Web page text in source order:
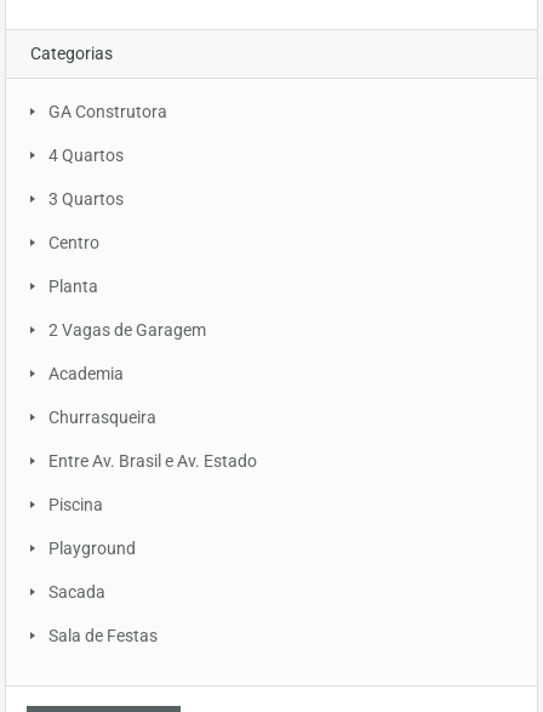
Categorias
GA Construtora
4 Quartos
3 Quartos
Centro
Planta
2 Vagas de Garagem
Academia
Churrasqueira
Entre Av. Brasil e Av. Estado
Piscina
Playground
Sacada
Sala de Festas